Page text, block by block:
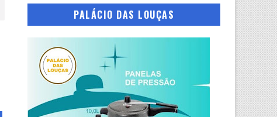
PALÁCIO DAS LOUÇAS